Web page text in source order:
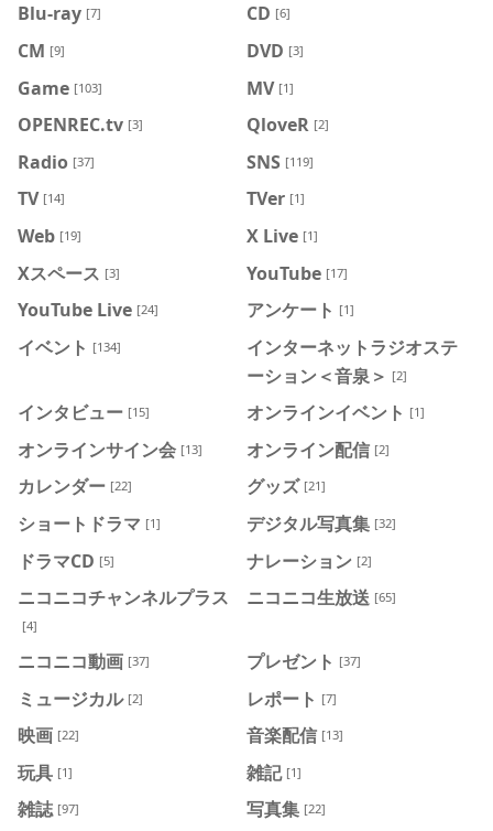
Blu-ray [7] CD [6]
CM [9] DVD [3]
Game [103] MV [1]
OPENREC.tv [3] QloveR [2]
Radio [37] SNS [119]
TV [14] TVer [1]
Web [19] X Live [1]
Xスペース [3] YouTube [17]
YouTube Live [24] アンケート [1]
イベント [134]
インターネットラジオステ
ーション＜音泉＞ [2]
インタビュー [15] オンラインイベント [1]
オンラインサイン会 [13] オンライン配信 [2]
カレンダー [22] グッズ [21]
ショートドラマ [1] デジタル写真集 [32]
ドラマCD [5] ナレーション [2]
ニコニコチャンネルプラス
[4]
ニコニコ生放送 [65]
ニコニコ動画 [37] プレゼント [37]
ミュージカル [2] レポート [7]
映画 [22] 音楽配信 [13]
玩具 [1] 雑記 [1]
雑誌 [97] 写真集 [22]